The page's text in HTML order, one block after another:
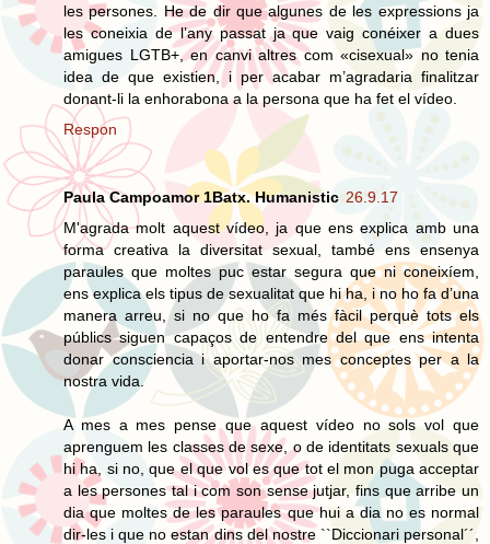
les persones. He de dir que algunes de les expressions ja
les coneixia de l’any passat ja que vaig conéixer a dues
amigues LGTB+, en canvi altres com «cisexual» no tenia
idea de que existien, i per acabar m’agradaria finalitzar
donant-li la enhorabona a la persona que ha fet el vídeo.
Respon
Paula Campoamor 1Batx. Humanistic 26.9.17
M'agrada molt aquest vídeo, ja que ens explica amb una
forma creativa la diversitat sexual, també ens ensenya
paraules que moltes puc estar segura que ni coneixíem,
ens explica els tipus de sexualitat que hi ha, i no ho fa d’una
manera arreu, si no que ho fa més fàcil perquè tots els
públics siguen capaços de entendre del que ens intenta
donar consciencia i aportar-nos mes conceptes per a la
nostra vida.
A mes a mes pense que aquest vídeo no sols vol que
aprenguem les classes de sexe, o de identitats sexuals que
hi ha, si no, que el que vol es que tot el mon puga acceptar
a les persones tal i com son sense jutjar, fins que arribe un
dia que moltes de les paraules que hui a dia no es normal
dir-les i que no estan dins del nostre ``Diccionari personal´´,